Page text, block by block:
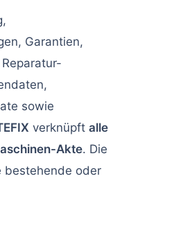
Garantien,
sowie
verknüpft alle
Akte. Die
bestehende oder